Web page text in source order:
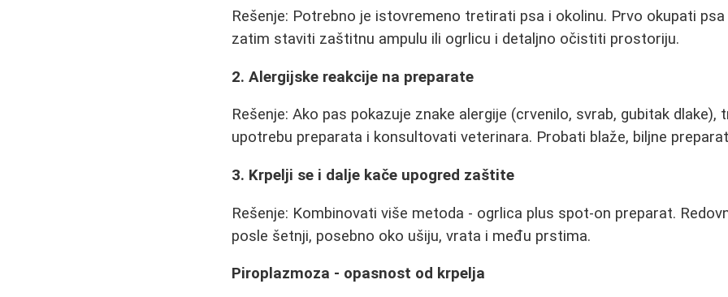
Rešenje: Potrebno je istovremeno tretirati psa i okolinu. Prvo okupati
zatim staviti zaštitnu ampulu ili ogrlicu i detaljno očistiti prostoriju.
2. Alergijske reakcije na preparate
Rešenje: Ako pas pokazuje znake alergije (crvenilo, svrab, gubitak dlake),
upotrebu preparata i konsultovati veterinara. Probati blaže, biljne
3. Krpelji se i dalje kače upogred zaštite
Rešenje: Kombinovati više metoda - ogrlica plus spot-on preparat.
posle šetnji, posebno oko ušiju, vrata i među prstima.
Piroplazmoza - opasnost od krpelja